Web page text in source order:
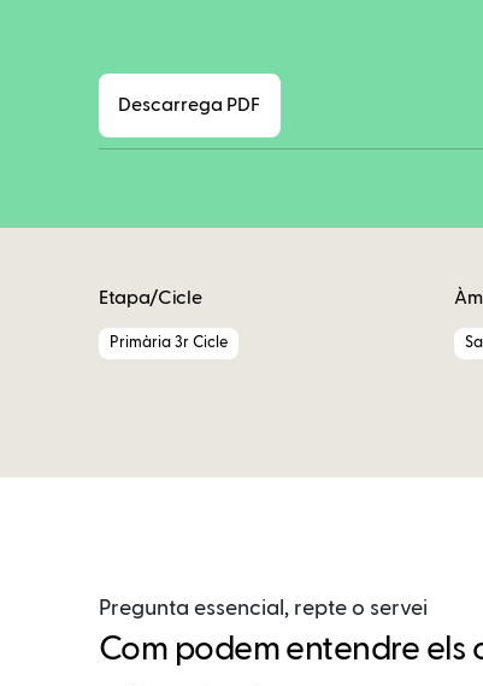
Descarrega PDF
Etapa/Cicle
Primària 3r Cicle
Pregunta essencial, repte o servei
Com podem entendre